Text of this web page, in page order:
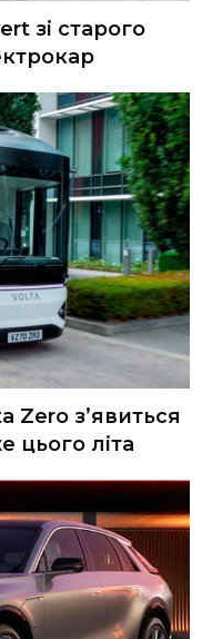
зі старого
Zero з’явиться
цього літа